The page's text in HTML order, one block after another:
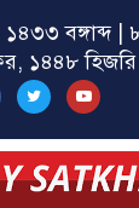
১৪৩৩ বঙ্গাব্দ
১৪৪৮ হিজরি